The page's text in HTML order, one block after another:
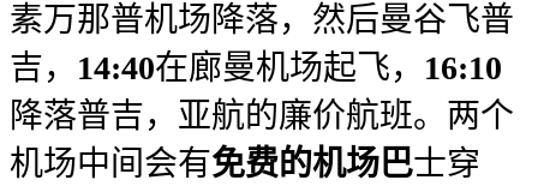
素万那普机场降落，然后曼谷飞普
吉， 14:40在廊曼机场起飞， 16:10
降落普吉，亚航的廉价航班。两个
机场中间会有免费的机场巴士穿